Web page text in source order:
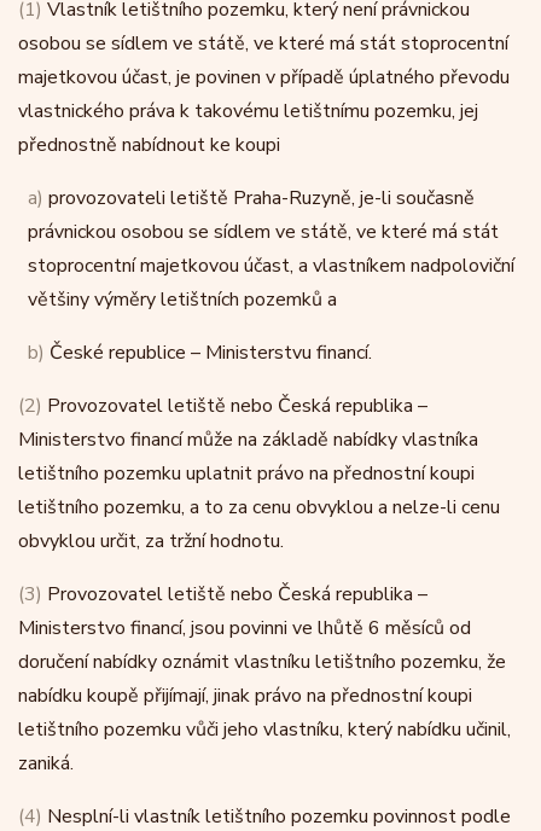
(1) Vlastník letištního pozemku, který není právnickou
osobou se sídlem ve státě, ve které má stát stoprocentní
majetkovou účast, je povinen v případě úplatného převodu
vlastnického práva k takovému letištnímu pozemku, jej
přednostně nabídnout ke koupi
a) provozovateli letiště Praha-Ruzyně, je-li současně
právnickou osobou se sídlem ve státě, ve které má stát
stoprocentní majetkovou účast, a vlastníkem nadpoloviční
většiny výměry letištních pozemků a
b) České republice – Ministerstvu financí.
(2) Provozovatel letiště nebo Česká republika –
Ministerstvo financí může na základě nabídky vlastníka
letištního pozemku uplatnit právo na přednostní koupi
letištního pozemku, a to za cenu obvyklou a nelze-li cenu
obvyklou určit, za tržní hodnotu.
(3) Provozovatel letiště nebo Česká republika –
Ministerstvo financí, jsou povinni ve lhůtě 6 měsíců od
doručení nabídky oznámit vlastníku letištního pozemku, že
nabídku koupě přijímají, jinak právo na přednostní koupi
letištního pozemku vůči jeho vlastníku, který nabídku učinil,
zaniká.
(4) Nesplní-li vlastník letištního pozemku povinnost podle